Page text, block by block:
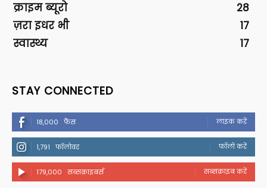
क्राइम ब्यूरो
28
ज़रा इधर भी
17
स्वास्थ्य
17
STAY CONNECTED
18,000 फैंस लाइक करें
1,791 फॉलोवर फॉलो करें
179,000 सब्सक्राइबर्स सब्सक्राइब करें